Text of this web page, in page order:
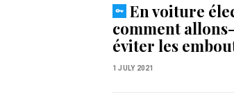
En voiture
comment
éviter les
1 JULY 2021